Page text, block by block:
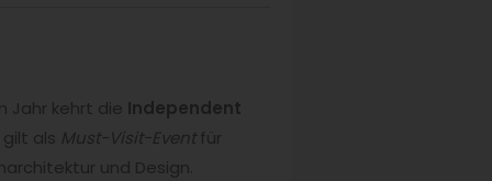
Jahr kehrt die Independent
gilt als Must-Visit-Event für
und Design.